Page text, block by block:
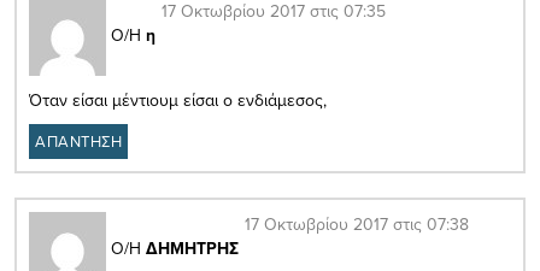
Ο/Η η
17 Οκτωβρίου 2017 στις 07:35
Όταν είσαι μέντιουμ είσαι ο ενδιάμεσος,
ΑΠΑΝΤΗΣΗ
Ο/Η ΔΗΜΗΤΡΗΣ
17 Οκτωβρίου 2017 στις 07:38